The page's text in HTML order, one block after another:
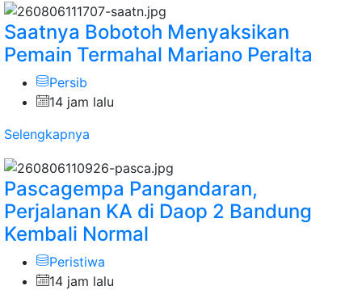
Saatnya Bobotoh Menyaksikan
Pemain Termahal Mariano Peralta
Persib
14 jam lalu
Selengkapnya
Pascagempa Pangandaran,
Perjalanan KA di Daop 2 Bandung
Kembali Normal
Peristiwa
14 jam lalu